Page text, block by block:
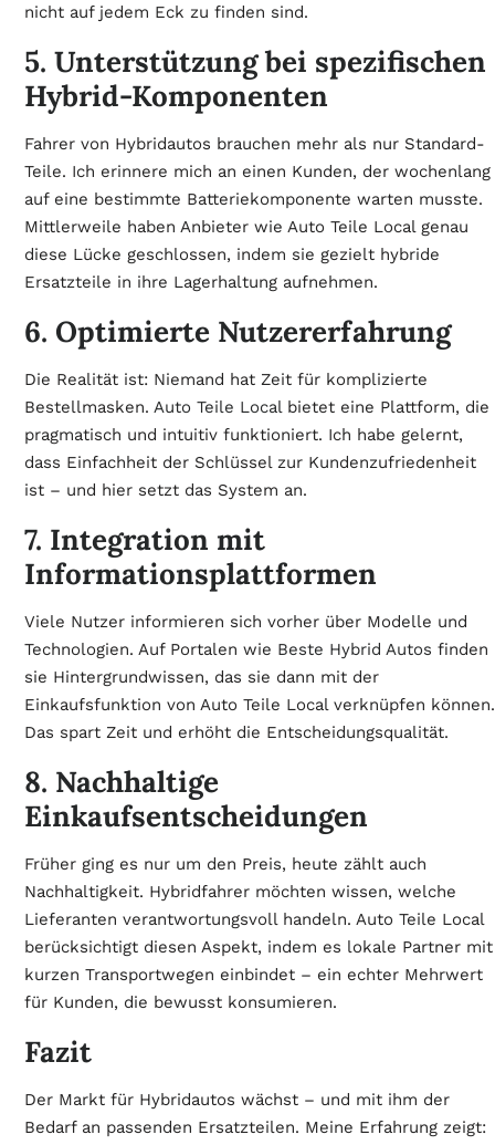
nicht auf jedem Eck zu finden sind.
5. Unterstützung bei spezifischen
Hybrid-Komponenten
Fahrer von Hybridautos brauchen mehr als nur Standard-
Teile. Ich erinnere mich an einen Kunden, der wochenlang
auf eine bestimmte Batteriekomponente warten musste.
Mittlerweile haben Anbieter wie Auto Teile Local genau
diese Lücke geschlossen, indem sie gezielt hybride
Ersatzteile in ihre Lagerhaltung aufnehmen.
6. Optimierte Nutzererfahrung
Die Realität ist: Niemand hat Zeit für komplizierte
Bestellmasken. Auto Teile Local bietet eine Plattform, die
pragmatisch und intuitiv funktioniert. Ich habe gelernt,
dass Einfachheit der Schlüssel zur Kundenzufriedenheit
ist – und hier setzt das System an.
7. Integration mit
Informationsplattformen
Viele Nutzer informieren sich vorher über Modelle und
Technologien. Auf Portalen wie Beste Hybrid Autos finden
sie Hintergrundwissen, das sie dann mit der
Einkaufsfunktion von Auto Teile Local verknüpfen können.
Das spart Zeit und erhöht die Entscheidungsqualität.
8. Nachhaltige
Einkaufsentscheidungen
Früher ging es nur um den Preis, heute zählt auch
Nachhaltigkeit. Hybridfahrer möchten wissen, welche
Lieferanten verantwortungsvoll handeln. Auto Teile Local
berücksichtigt diesen Aspekt, indem es lokale Partner mit
kurzen Transportwegen einbindet – ein echter Mehrwert
für Kunden, die bewusst konsumieren.
Fazit
Der Markt für Hybridautos wächst – und mit ihm der
Bedarf an passenden Ersatzteilen. Meine Erfahrung zeigt: